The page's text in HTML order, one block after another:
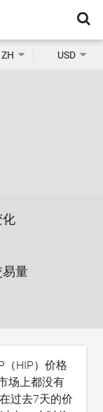
ZH USD
化
易量
（HIP）价格
场上都没有
过去7天的价